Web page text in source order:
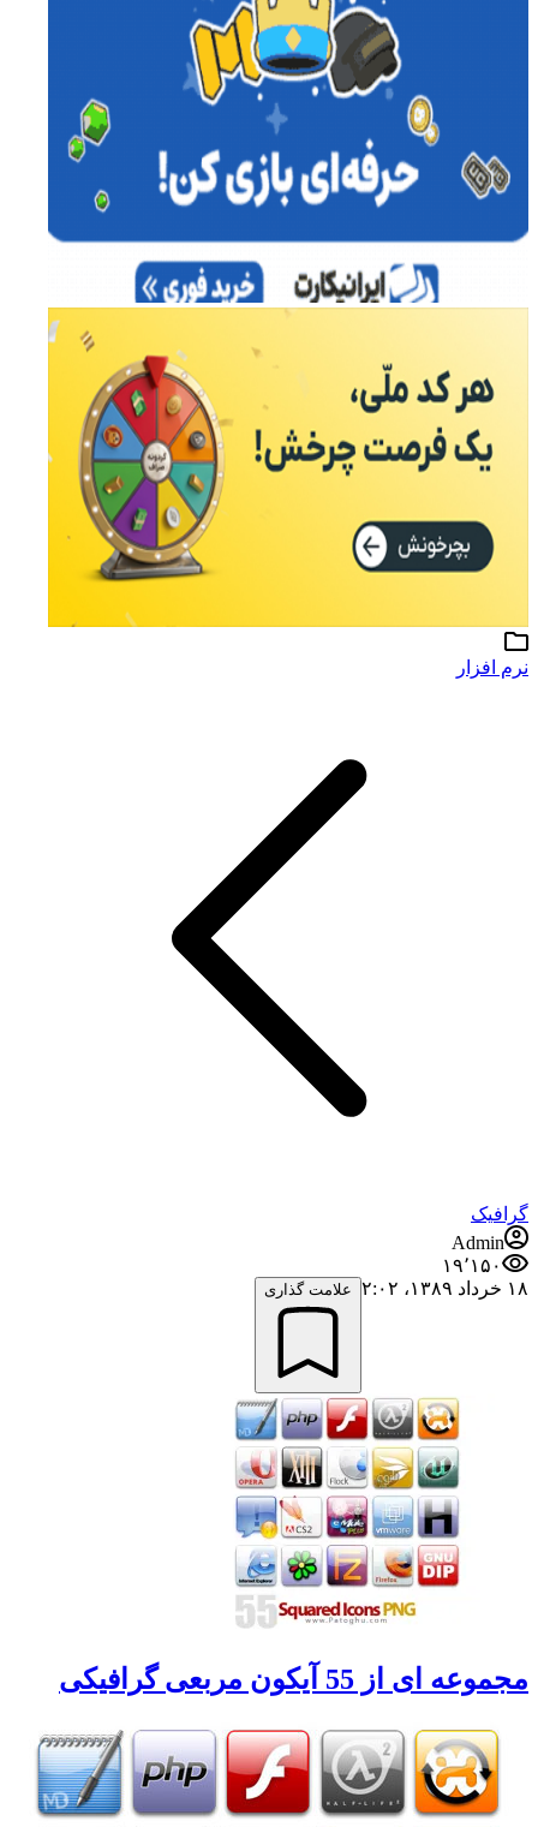
نرم افزار
گرافیک
Admin
۱۹٬۱۵۰
۱۸ خرداد ۱۳۸۹،‏ ۲:۰۲
علامت گذاری
مجموعه ای از 55 آیکون مربعی گرافیکی